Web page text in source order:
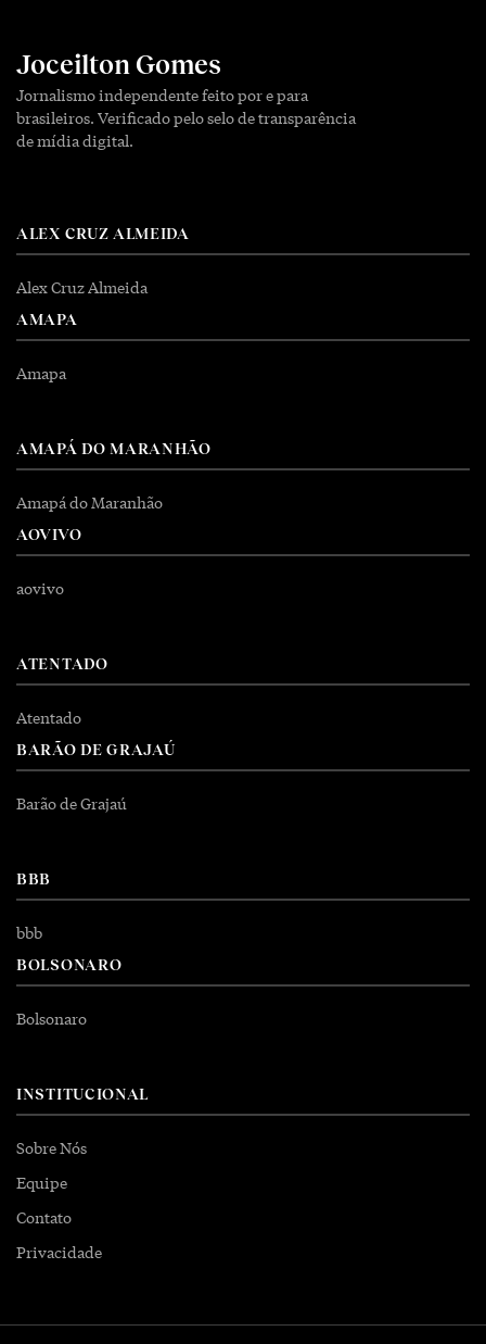
Joceilton Gomes
Jornalismo independente feito por e para
brasileiros. Verificado pelo selo de transparência
de mídia digital.
ALEX CRUZ ALMEIDA
Alex Cruz Almeida
AMAPA
Amapa
AMAPÁ DO MARANHÃO
Amapá do Maranhão
AOVIVO
aovivo
ATENTADO
Atentado
BARÃO DE GRAJAÚ
Barão de Grajaú
BBB
bbb
BOLSONARO
Bolsonaro
INSTITUCIONAL
Sobre Nós
Equipe
Contato
Privacidade